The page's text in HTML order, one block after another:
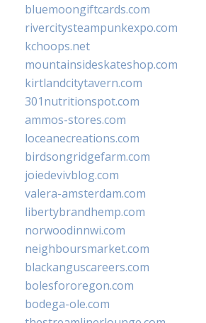
bluemoongiftcards.com
rivercitysteampunkexpo.com
kchoops.net
mountainsideskateshop.com
kirtlandcitytavern.com
301nutritionspot.com
ammos-stores.com
loceanecreations.com
birdsongridgefarm.com
joiedevivblog.com
valera-amsterdam.com
libertybrandhemp.com
norwoodinnwi.com
neighboursmarket.com
blackanguscareers.com
bolesfororegon.com
bodega-ole.com